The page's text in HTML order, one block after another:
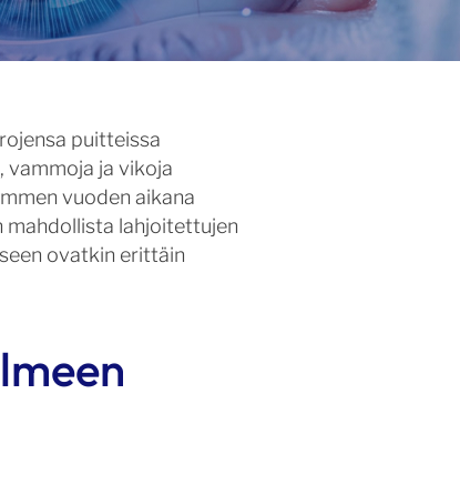
puitteissa
ja vikoja
vuoden aikana
mahdollista lahjoitettujen
ovatkin erittäin